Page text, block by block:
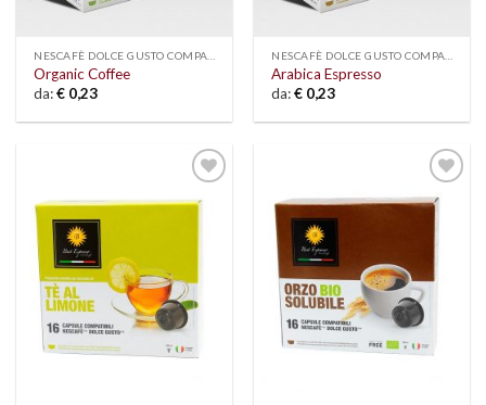
NESCAFÈ DOLCE GUSTO COMPATIBLE
Organic Coffee
da:€ 0,23
NESCAFÈ DOLCE GUSTO COMPATIBLE
Arabica Espresso
da:€ 0,23
Add to
Add to